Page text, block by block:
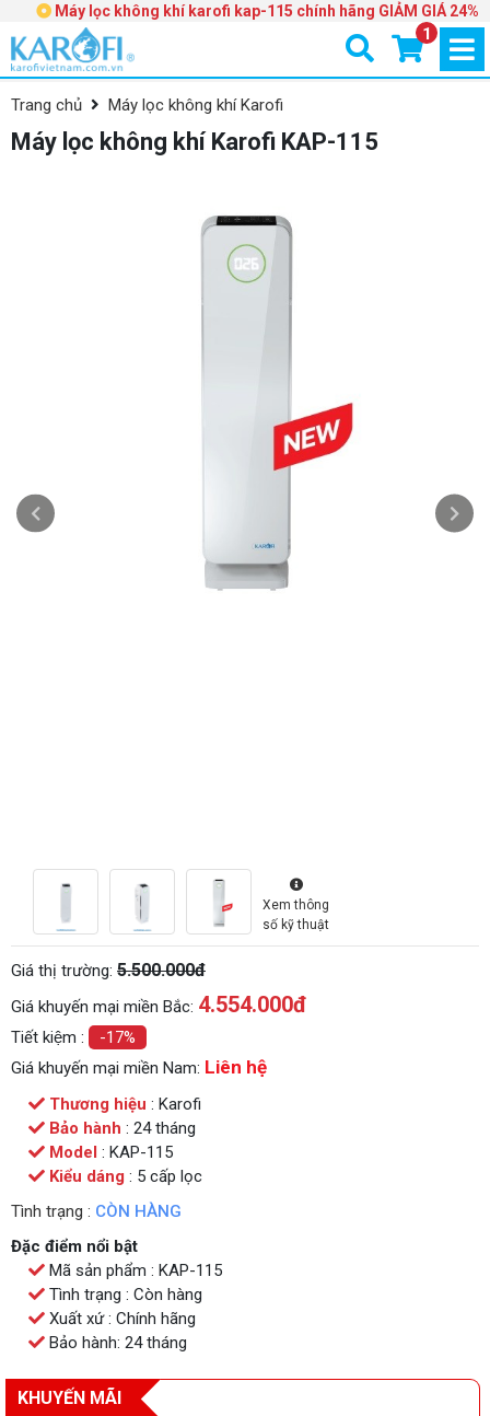
Máy lọc không khí karofi kap-115 chính hãng GIẢM GIÁ 24%
1
Trang chủ Máy lọc không khí Karofi
Máy lọc không khí Karofi KAP-115
Xem thông
số kỹ thuật
Giá thị trường: 5.500.000đ
Giá khuyến mại miền Bắc: 4.554.000đ
Tiết kiệm :
-17%
Giá khuyến mại miền Nam: Liên hệ
Thương hiệu : Karofi
Bảo hành : 24 tháng
Model : KAP-115
Kiểu dáng : 5 cấp lọc
Tình trạng : CÒN HÀNG
Đặc điểm nổi bật
Mã sản phẩm : KAP-115
Tình trạng : Còn hàng
Xuất xứ : Chính hãng
Bảo hành: 24 tháng
KHUYẾN MÃI